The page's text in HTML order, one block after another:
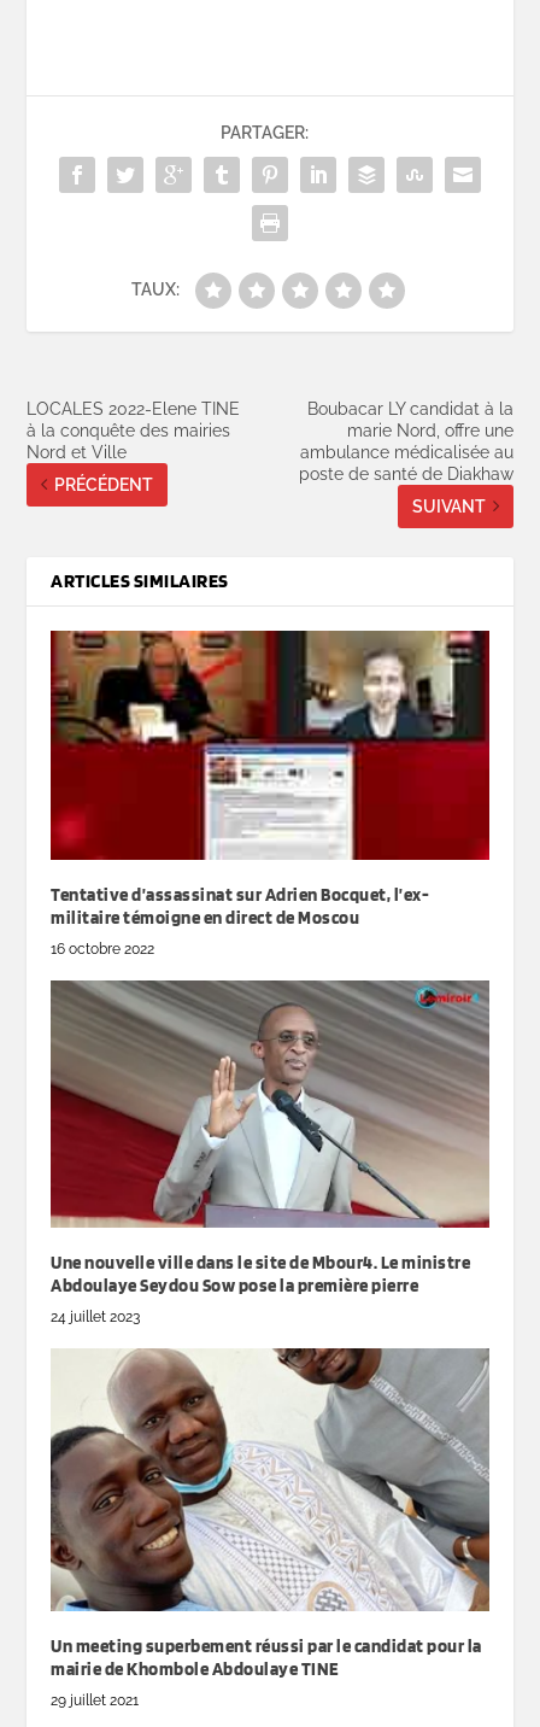
PARTAGER:
TAUX:
LOCALES 2022-Elene TINE
à la conquête des mairies
Nord et Ville
PRÉCÉDENT
Boubacar LY candidat à la
marie Nord, offre une
ambulance médicalisée au
poste de santé de Diakhaw
SUIVANT
ARTICLES SIMILAIRES
Tentative d’assassinat sur Adrien Bocquet, l’ex-
militaire témoigne en direct de Moscou
16 octobre 2022
Une nouvelle ville dans le site de Mbour4. Le ministre
Abdoulaye Seydou Sow pose la première pierre
24 juillet 2023
Un meeting superbement réussi par le candidat pour la
mairie de Khombole Abdoulaye TINE
29 juillet 2021